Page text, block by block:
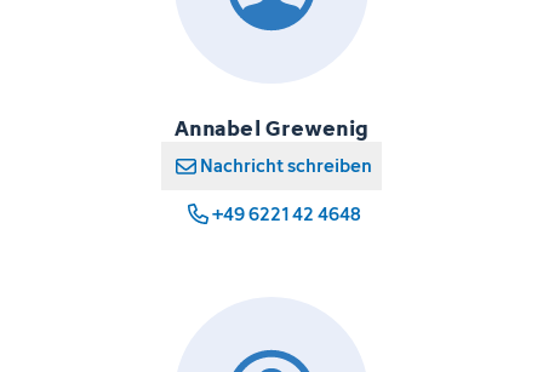
Annabel Grewenig
Nachricht schreiben
+49 6221 42 4648